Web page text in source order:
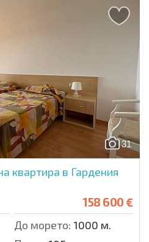
31
квартира в Гардения
158 600 €
До морето: 1000 м.